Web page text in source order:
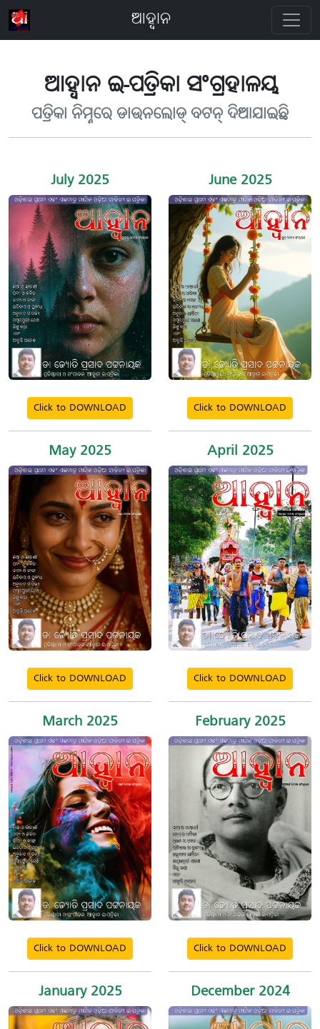
ଆହ୍ବାନ
ଆହ୍ବାନ ଇ-ପତ୍ରିକା ସଂଗ୍ରହାଳୟ
ପତ୍ରିକା ନିମ୍ନରେ ଡାଉନଲୋଡ୍ ବଟନ୍ ଦିଆଯାଇଛି
July 2025
Click to DOWNLOAD
June 2025
Click to DOWNLOAD
May 2025
Click to DOWNLOAD
April 2025
Click to DOWNLOAD
March 2025
Click to DOWNLOAD
February 2025
Click to DOWNLOAD
January 2025 December 2024